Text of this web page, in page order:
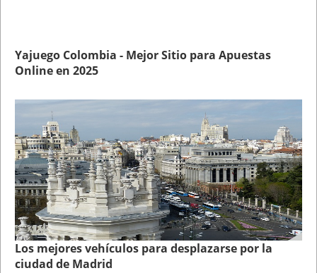
Yajuego Colombia - Mejor Sitio para Apuestas
Online en 2025
Los mejores vehículos para desplazarse por la
ciudad de Madrid